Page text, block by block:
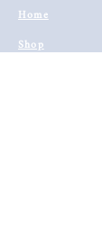
Home
Shop